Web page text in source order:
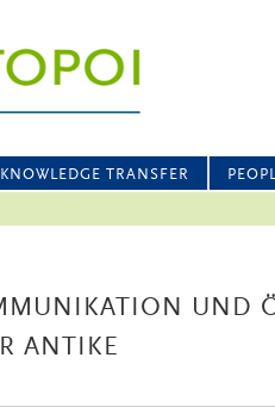
KNOWLEDGE TRANSFER
UND
ANTIKE